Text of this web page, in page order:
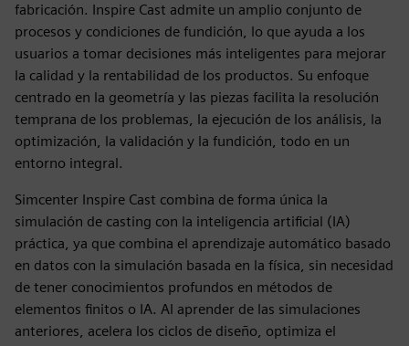
fabricación. Inspire Cast admite un amplio conjunto de
procesos y condiciones de fundición, lo que ayuda a los
usuarios a tomar decisiones más inteligentes para mejorar
la calidad y la rentabilidad de los productos. Su enfoque
centrado en la geometría y las piezas facilita la resolución
temprana de los problemas, la ejecución de los análisis, la
optimización, la validación y la fundición, todo en un
entorno integral.
Simcenter Inspire Cast combina de forma única la
simulación de casting con la inteligencia artificial (IA)
práctica, ya que combina el aprendizaje automático basado
en datos con la simulación basada en la física, sin necesidad
de tener conocimientos profundos en métodos de
elementos finitos o IA. Al aprender de las simulaciones
anteriores, acelera los ciclos de diseño, optimiza el